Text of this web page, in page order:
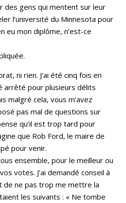
des gens qui mentent sur leur
l’université du Minnesota pour
eu mon diplôme, n’est-ce
ni rien. J’ai été cinq fois en
arrêté pour plusieurs délits
malgré cela, vous m’avez
pas mal de questions sur
qu’il est trop tard pour
que Rob Ford, le maire de
pour venir.
ensemble, pour le meilleur ou
votes. J’ai demandé conseil à
de ne pas trop me mettre la
les suivants : « Ne tombe